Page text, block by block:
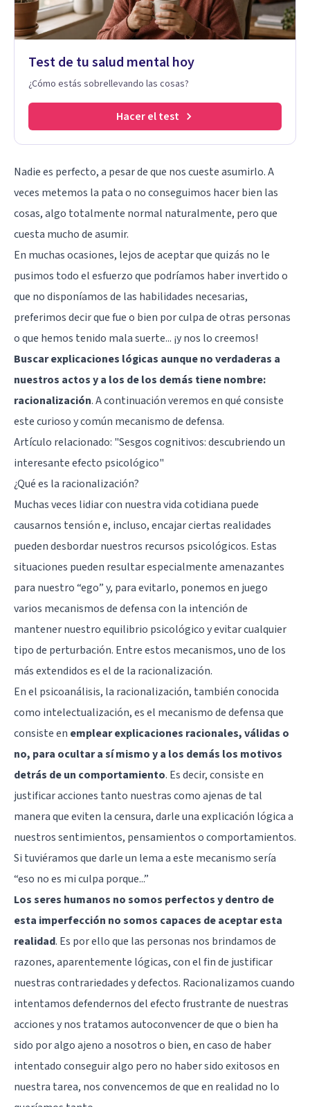
Test de tu salud mental hoy
¿Cómo estás sobrellevando las cosas?
Hacer el test
Nadie es perfecto, a pesar de que nos cueste asumirlo. A
veces metemos la pata o no conseguimos hacer bien las
cosas, algo totalmente normal naturalmente, pero que
cuesta mucho de asumir.
En muchas ocasiones, lejos de aceptar que quizás no le
pusimos todo el esfuerzo que podríamos haber invertido o
que no disponíamos de las habilidades necesarias,
preferimos decir que fue o bien por culpa de otras personas
o que hemos tenido mala suerte... ¡y nos lo creemos!
Buscar explicaciones lógicas aunque no verdaderas a
nuestros actos y a los de los demás tiene nombre:
racionalización. A continuación veremos en qué consiste
este curioso y común mecanismo de defensa.
Artículo relacionado: "Sesgos cognitivos: descubriendo un
interesante efecto psicológico"
¿Qué es la racionalización?
Muchas veces lidiar con nuestra vida cotidiana puede
causarnos tensión e, incluso, encajar ciertas realidades
pueden desbordar nuestros recursos psicológicos. Estas
situaciones pueden resultar especialmente amenazantes
para nuestro “ego” y, para evitarlo, ponemos en juego
varios mecanismos de defensa con la intención de
mantener nuestro equilibrio psicológico y evitar cualquier
tipo de perturbación. Entre estos mecanismos, uno de los
más extendidos es el de la racionalización.
En el psicoanálisis, la racionalización, también conocida
como intelectualización, es el mecanismo de defensa que
consiste en emplear explicaciones racionales, válidas o
no, para ocultar a sí mismo y a los demás los motivos
detrás de un comportamiento. Es decir, consiste en
justificar acciones tanto nuestras como ajenas de tal
manera que eviten la censura, darle una explicación lógica a
nuestros sentimientos, pensamientos o comportamientos.
Si tuviéramos que darle un lema a este mecanismo sería
“eso no es mi culpa porque...”
Los seres humanos no somos perfectos y dentro de
esta imperfección no somos capaces de aceptar esta
realidad. Es por ello que las personas nos brindamos de
razones, aparentemente lógicas, con el fin de justificar
nuestras contrariedades y defectos. Racionalizamos cuando
intentamos defendernos del efecto frustrante de nuestras
acciones y nos tratamos autoconvencer de que o bien ha
sido por algo ajeno a nosotros o bien, en caso de haber
intentado conseguir algo pero no haber sido exitosos en
nuestra tarea, nos convencemos de que en realidad no lo